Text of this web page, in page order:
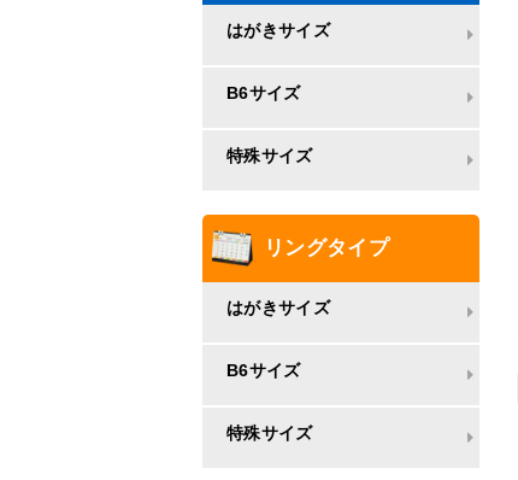
はがきサイズ
B6サイズ
特殊サイズ
リングタイプ
はがきサイズ
B6サイズ
特殊サイズ